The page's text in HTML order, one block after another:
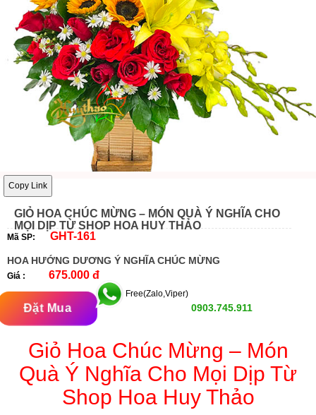
Copy Link
GIỎ HOA CHÚC MỪNG – MÓN QUÀ Ý NGHĨA CHO
MỌI DỊP TỪ SHOP HOA HUY THẢO
Mã SP: GHT-161
HOA HƯỚNG DƯƠNG Ý NGHĨA CHÚC MỪNG
Giá : 675.000 đ
Đặt Mua
Free(Zalo,Viper)
0903.745.911
Giỏ Hoa Chúc Mừng – Món
Quà Ý Nghĩa Cho Mọi Dịp Từ
Shop Hoa Huy Thảo